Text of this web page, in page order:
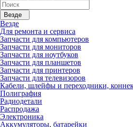
Везде
Везде
Для ремонта и сервиса
Запчасти для компьютеров
Запчасти для мониторов
Запчасти для ноутбуков
Запчасти для планшетов
Запчасти для принтеров
Запчасти для телевизоров
Кабели, шлейфы и переходники,
Полиграфия
Радиодетали
Распродажа
Электроника
Аккумуляторы, батарейки